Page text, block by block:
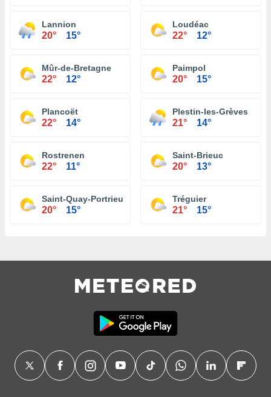
Lannion
20° 15°
Loudéac
22° 12°
Mûr-de-Bretagne
22° 12°
Paimpol
20° 15°
Plancoët
22° 14°
Plestin-les-Grèves
21° 14°
Rostrenen
22° 11°
Saint-Brieuc
20° 13°
Saint-Quay-Portrieux
20° 15°
Tréguier
21° 15°